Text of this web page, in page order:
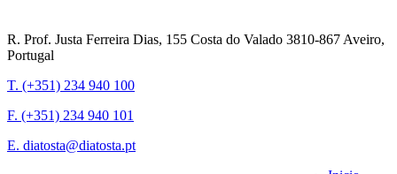
R. Prof. Justa Ferreira Dias, 155 Costa do Valado 3810-867 Aveiro,
Portugal
T. (+351) 234 940 100
F. (+351) 234 940 101
E. diatosta@diatosta.pt